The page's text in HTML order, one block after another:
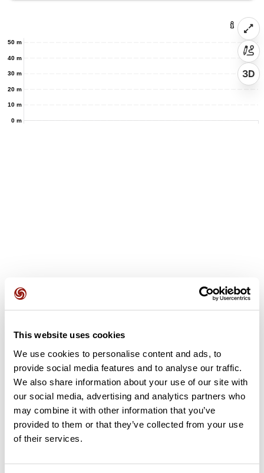
This website uses cookies
We use cookies to personalise content and ads, to
provide social media features and to analyse our traffic.
We also share information about your use of our site with
our social media, advertising and analytics partners who
may combine it with other information that you’ve
provided to them or that they’ve collected from your use
of their services.
0 m
10 m
20 m
30 m
40 m
50 m
3D
Avis des utilisateurs
Soyez le premier à ajouter un avis !
Ajouter un avis